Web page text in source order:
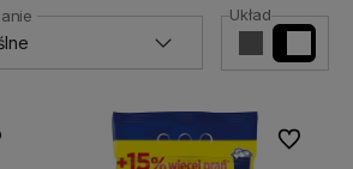
Układ
Do